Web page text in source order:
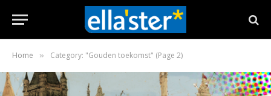
Home » Category: "Gouden toekomst" (Page 2)